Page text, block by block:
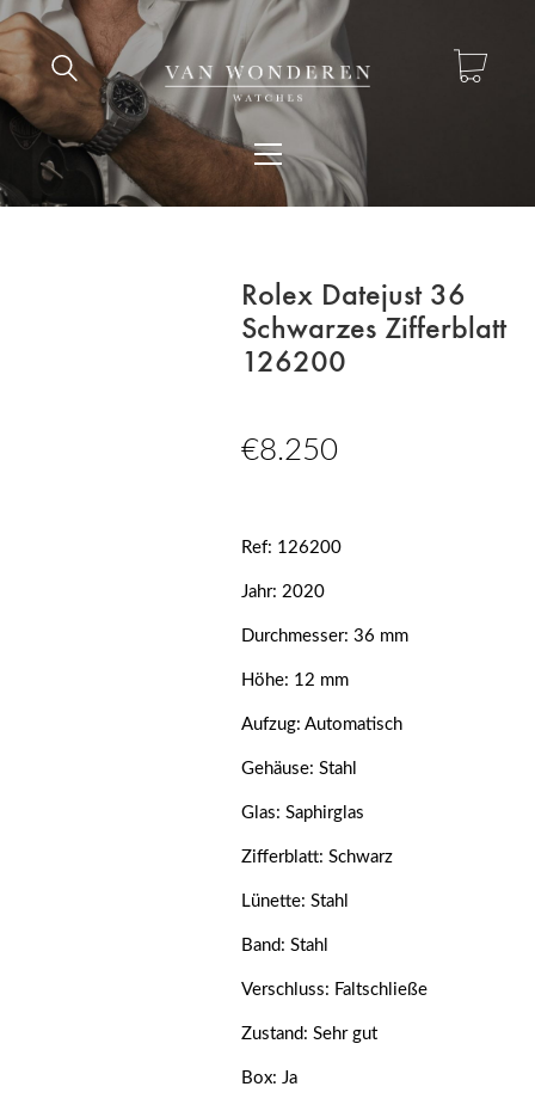
Rolex Datejust 36
Schwarzes Zifferblatt
126200
€8.250
Ref: 126200
Jahr: 2020
Durchmesser: 36 mm
Höhe: 12 mm
Aufzug: Automatisch
Gehäuse: Stahl
Glas: Saphirglas
Zifferblatt: Schwarz
Lünette: Stahl
Band: Stahl
Verschluss: Faltschließe
Zustand: Sehr gut
Box: Ja